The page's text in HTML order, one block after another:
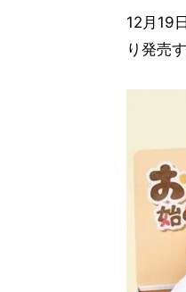
12月19
り発売す